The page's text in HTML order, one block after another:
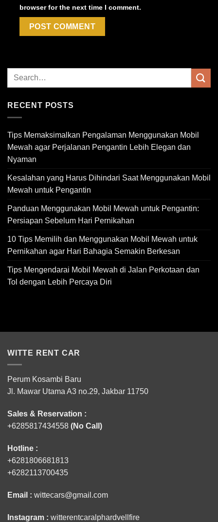
browser for the next time I comment.
RECENT POSTS
Tips Memaksimalkan Pengalaman Menggunakan Mobil
Mewah agar Perjalanan Pengantin Lebih Elegan dan
Nyaman
Kesalahan yang Harus Dihindari Saat Menggunakan Mobil
Mewah untuk Pengantin
Panduan Menggunakan Mobil Mewah untuk Pengantin:
Persiapan Sebelum Hari Pernikahan
10 Tips Memilih dan Menggunakan Mobil Mewah untuk
Pernikahan agar Hari Bahagia Semakin Berkesan
Tips Mengendarai Mobil Mewah di Jalan Perkotaan dan
Tol dengan Lebih Percaya Diri
WITTE RENT CAR
Perum Kosambi Baru
Jl. Mawar Utama A3 no.29, Jakbar 11750
Sales & Reservation :
+6285817434558 (No Call)
Hotline :
+6281806681813
+6282113700435
Email : wittecars@gmail.com
Instagram : witterentcaralphardvellfire